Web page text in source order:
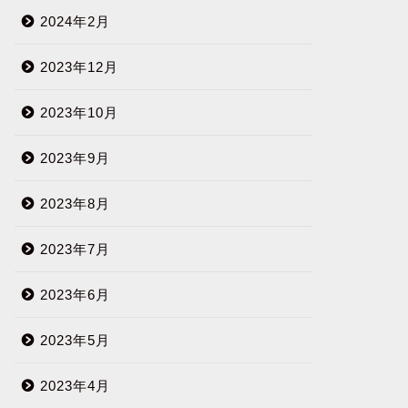
2024年2月
2023年12月
2023年10月
2023年9月
2023年8月
2023年7月
2023年6月
2023年5月
2023年4月